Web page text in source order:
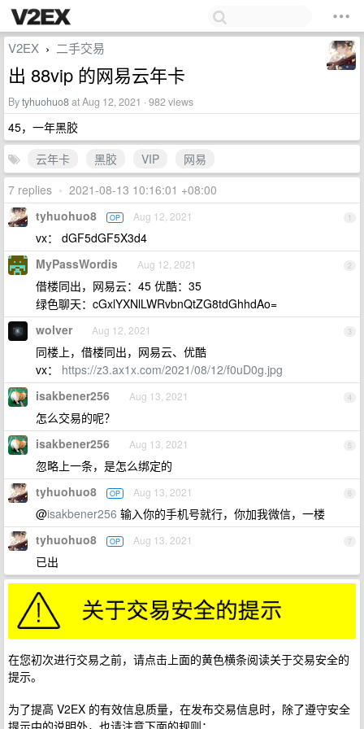
V2EX › 二手交易
出 88vip 的网易云年卡
Bytyhuohuo8at Aug 12, 2021 · 982 views
45，一年黑胶
云年卡
黑胶 VIP
网易
7 replies • 2021-08-13 10:16:01 +08:00
1
tyhuohuo8 OP Aug 12, 2021
vx： dGF5dGF5X3d4
2
MyPassWordis Aug 12, 2021
借楼同出，网易云：45 优酷：35
绿色聊天：cGxlYXNlLWRvbnQtZG8tdGhhdAo=
3
wolver Aug 12, 2021
同楼上，借楼同出，网易云、优酷
vx： https://z3.ax1x.com/2021/08/12/f0uD0g.jpg
4
isakbener256 Aug 13, 2021
怎么交易的呢？
5
isakbener256 Aug 13, 2021
忽略上一条，是怎么绑定的
6
tyhuohuo8 OP Aug 13, 2021
@isakbener256 输入你的手机号就行，你加我微信，一楼
7
tyhuohuo8 OP Aug 13, 2021
已出
在您初次进行交易之前，请点击上面的黄色横条阅读关于交易安全的
提示。
为了提高 V2EX 的有效信息质量，在发布交易信息时，除了遵守安全